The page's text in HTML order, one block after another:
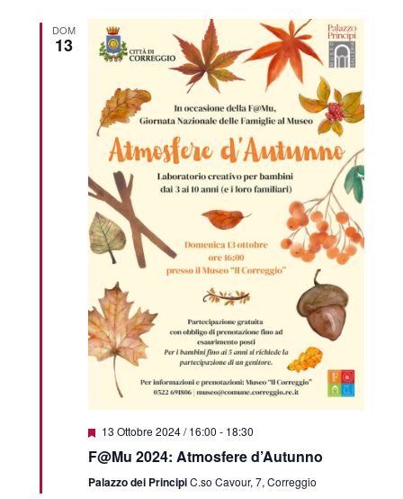
DOM
13
Featured
13 Ottobre 2024 / 16:00 - 18:30
F@Mu 2024: Atmosfere d’Autunno
Palazzo dei PrincipiC.so Cavour, 7, Correggio